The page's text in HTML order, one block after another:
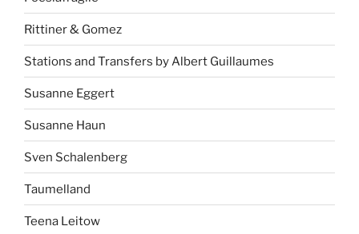
Rittiner & Gomez
Stations and Transfers by Albert Guillaumes
Susanne Eggert
Susanne Haun
Sven Schalenberg
Taumelland
Teena Leitow